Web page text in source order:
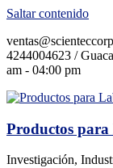
Saltar contenido
4244004623 /
am - 04:00 pm
Productos
Investigación,